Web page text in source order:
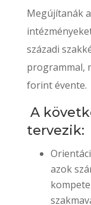
Megújítanák
századi
programmal,
forint évente.
A
tervezik:
azok